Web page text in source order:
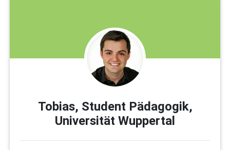
Tobias, Student Pädagogik,
Universität Wuppertal